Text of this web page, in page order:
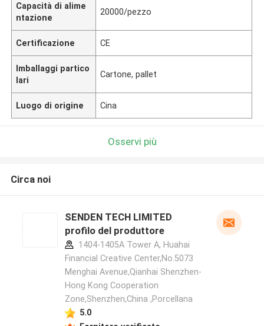
Capacità di alime
ntazione
20000/pezzo
Certificazione CE
Imballaggi partico
lari
Cartone, pallet
Luogo di origine Cina
Osservi più
Circa noi
SENDEN TECH LIMITED
profilo del produttore
1404-1405A Tower A, Huahai
Financial Creative Center,No.5073
Menghai Avenue,Qianhai Shenzhen-
Hong Kong Cooperation
Zone,Shenzhen,China ,Porcellana
5.0